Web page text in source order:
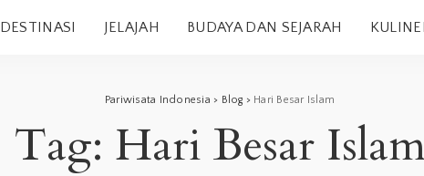
DESTINASI JELAJAH BUDAYA DAN SEJARAH
Pariwisata Indonesia > Blog > Hari Besar Islam
Tag: Hari Besar